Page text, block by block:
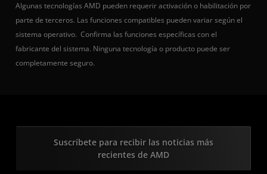
Algunas tecnologías AMD pueden requerir activación o habilitación por
parte de terceros. Las funciones compatibles pueden variar según el
sistema operativo. Confirma las funciones específicas con el
fabricante del sistema. Ninguna tecnología o producto puede ser
completamente seguro.
Suscríbete para recibir las noticias más
recientes de AMD